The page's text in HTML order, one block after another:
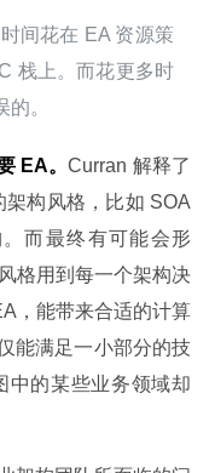
间花在 EA 资源策
栈上。而花更多时
。
EA。Curran 解释了
构风格，比如 SOA
而最终有可能会形
格用到每一个架构决
，能带来合适的计算
能满足一小部分的技
中的某些业务领域却